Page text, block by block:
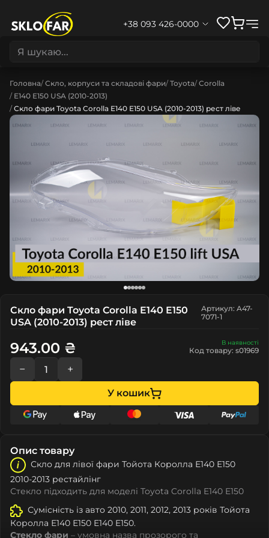
+38 093 426-0000
Головна Скло, корпуси та складові фари Toyota Corolla
E140 E150 USA (2010-2013)
Скло фари Toyota Corolla E140 E150 USA (2010-2013) рест ліве
Скло фари Toyota Corolla E140 E150
USA (2010-2013) рест ліве
Артикул: A47-
7071-1
В наявності
Код товару: s01969
943.00 ₴
− +
У кошик
Опис товару
Скло для лівої фари Тойота Королла Е140 Е150
2010-2013 рестайлінг
Стекло підходить для моделі Toyota Corolla E140 E150
Сумісність із авто 2010, 2011, 2012, 2013 років Тойота
Королла Е140 Е150 E140 E150.
Стекло фари – умовна назва прозорого та